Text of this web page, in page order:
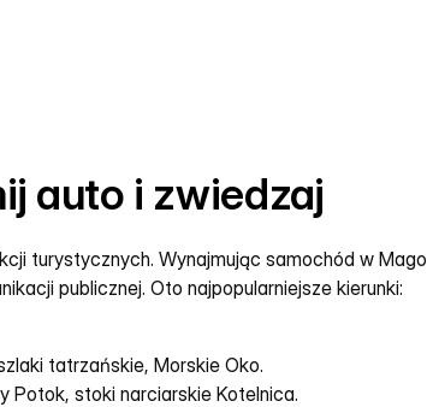
auto i zwiedzaj
turystycznych. Wynajmując samochód w Mago
publicznej. Oto najpopularniejsze kierunki:
tatrzańskie, Morskie Oko.
Potok, stoki narciarskie Kotelnica.